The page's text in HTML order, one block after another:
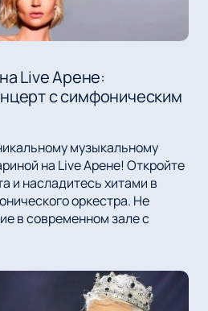
Live Арене:
с симфоническим
музыкальному
на Live Арене! Откройте
и насладитесь хитами в
оркестра. Не
в современном зале с